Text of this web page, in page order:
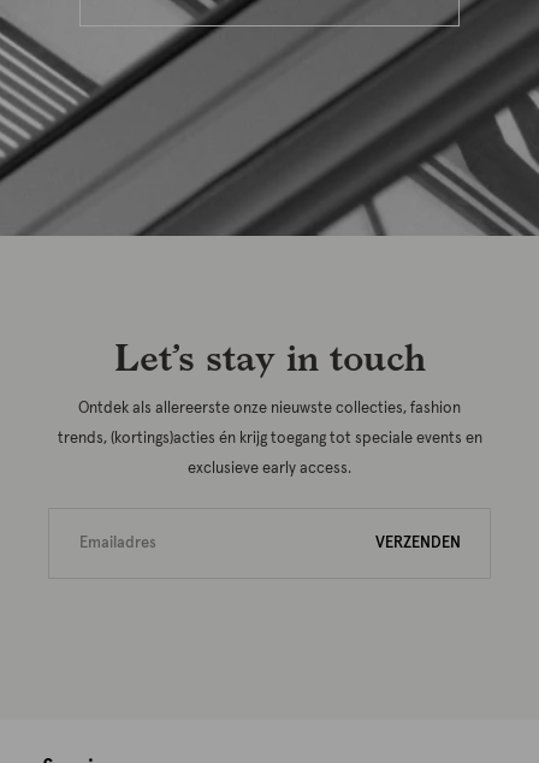
Let’s stay in touch
Ontdek als allereerste onze nieuwste collecties, fashion
trends, (kortings)acties én krijg toegang tot speciale events en
exclusieve early access.
VERZENDEN